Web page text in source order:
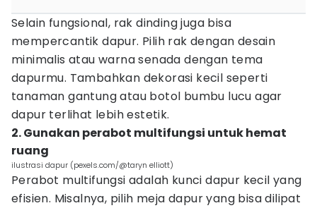
Selain fungsional, rak dinding juga bisa
mempercantik dapur. Pilih rak dengan desain
minimalis atau warna senada dengan tema
dapurmu. Tambahkan dekorasi kecil seperti
tanaman gantung atau botol bumbu lucu agar
dapur terlihat lebih estetik.
2. Gunakan perabot multifungsi untuk hemat
ruang
ilustrasi dapur (pexels.com/@taryn elliott)
Perabot multifungsi adalah kunci dapur kecil yang
efisien. Misalnya, pilih meja dapur yang bisa dilipat